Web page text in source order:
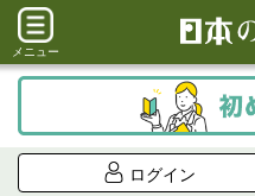
メニュー
ログイン